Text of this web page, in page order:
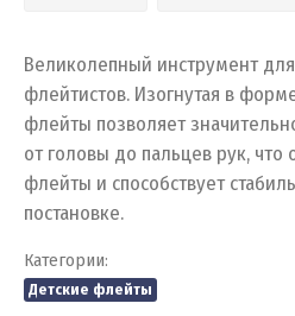
Великолепный инструмент
флейтистов. Изогнутая в
флейты позволяет
от головы до пальцев рук, что
флейты и способствует
постановке.
Категории:
Детские флейты